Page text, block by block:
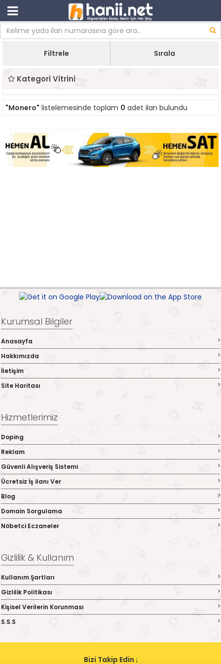
Filtrele Sırala
Kategori Vitrini
"Monero" listelemesinde toplam 0 adet ilan bulundu
Kurumsal Bilgiler
Anasayfa
Hakkımızda
İletişim
Site Haritası
Hizmetlerimiz
Doping
Reklam
Güvenli Alışveriş Sistemi
Ücretsiz İş ilanı Ver
Blog
Domain Sorgulama
Nöbetci Eczaneler
Gizlilik & Kullanım
Kullanım Şartları
Gizlilik Politikası
Kişisel Verilerin Korunması
S.S.S
Bizi Takip Edin ;